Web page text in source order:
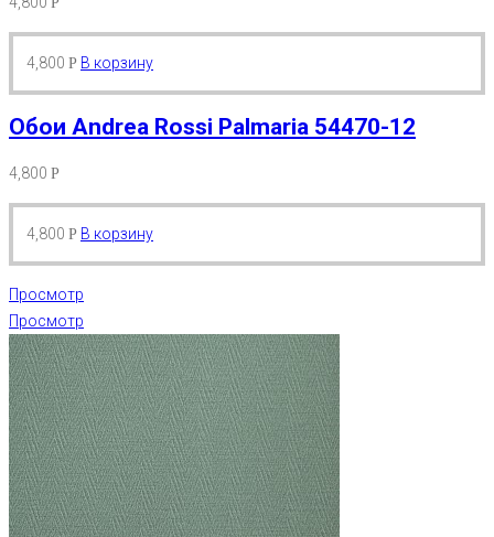
4,800 Р В корзину
Обои Andrea Rossi Palmaria 54470-12
4,800 Р
4,800 Р В корзину
Просмотр
Просмотр